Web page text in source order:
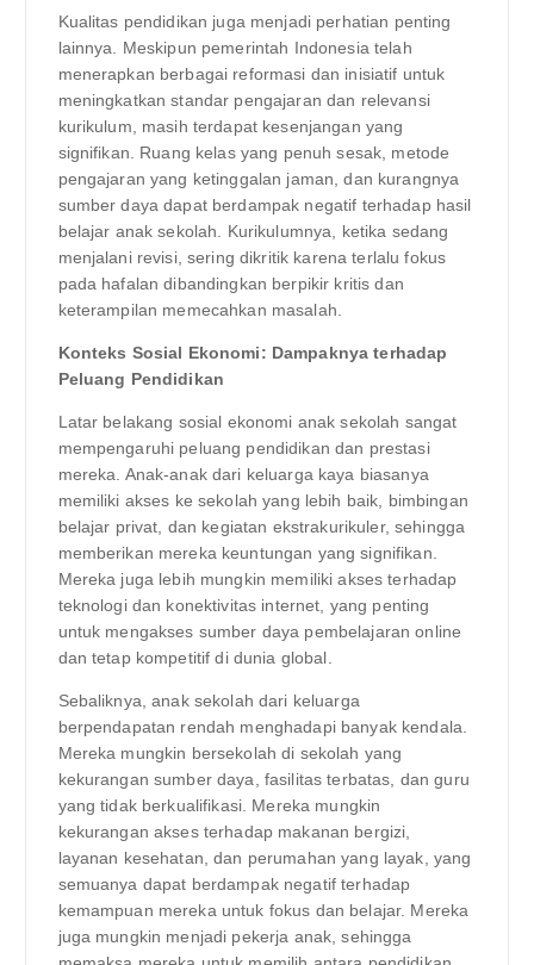
Kualitas pendidikan juga menjadi perhatian penting
lainnya. Meskipun pemerintah Indonesia telah
menerapkan berbagai reformasi dan inisiatif untuk
meningkatkan standar pengajaran dan relevansi
kurikulum, masih terdapat kesenjangan yang
signifikan. Ruang kelas yang penuh sesak, metode
pengajaran yang ketinggalan jaman, dan kurangnya
sumber daya dapat berdampak negatif terhadap hasil
belajar anak sekolah. Kurikulumnya, ketika sedang
menjalani revisi, sering dikritik karena terlalu fokus
pada hafalan dibandingkan berpikir kritis dan
keterampilan memecahkan masalah.
Konteks Sosial Ekonomi: Dampaknya terhadap
Peluang Pendidikan
Latar belakang sosial ekonomi anak sekolah sangat
mempengaruhi peluang pendidikan dan prestasi
mereka. Anak-anak dari keluarga kaya biasanya
memiliki akses ke sekolah yang lebih baik, bimbingan
belajar privat, dan kegiatan ekstrakurikuler, sehingga
memberikan mereka keuntungan yang signifikan.
Mereka juga lebih mungkin memiliki akses terhadap
teknologi dan konektivitas internet, yang penting
untuk mengakses sumber daya pembelajaran online
dan tetap kompetitif di dunia global.
Sebaliknya, anak sekolah dari keluarga
berpendapatan rendah menghadapi banyak kendala.
Mereka mungkin bersekolah di sekolah yang
kekurangan sumber daya, fasilitas terbatas, dan guru
yang tidak berkualifikasi. Mereka mungkin
kekurangan akses terhadap makanan bergizi,
layanan kesehatan, dan perumahan yang layak, yang
semuanya dapat berdampak negatif terhadap
kemampuan mereka untuk fokus dan belajar. Mereka
juga mungkin menjadi pekerja anak, sehingga